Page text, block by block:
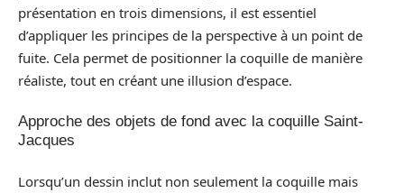
présentation en trois dimensions, il est essentiel
d’appliquer les principes de la perspective à un point de
fuite. Cela permet de positionner la coquille de manière
réaliste, tout en créant une illusion d’espace.
Approche des objets de fond avec la coquille Saint-
Jacques
Lorsqu’un dessin inclut non seulement la coquille mais